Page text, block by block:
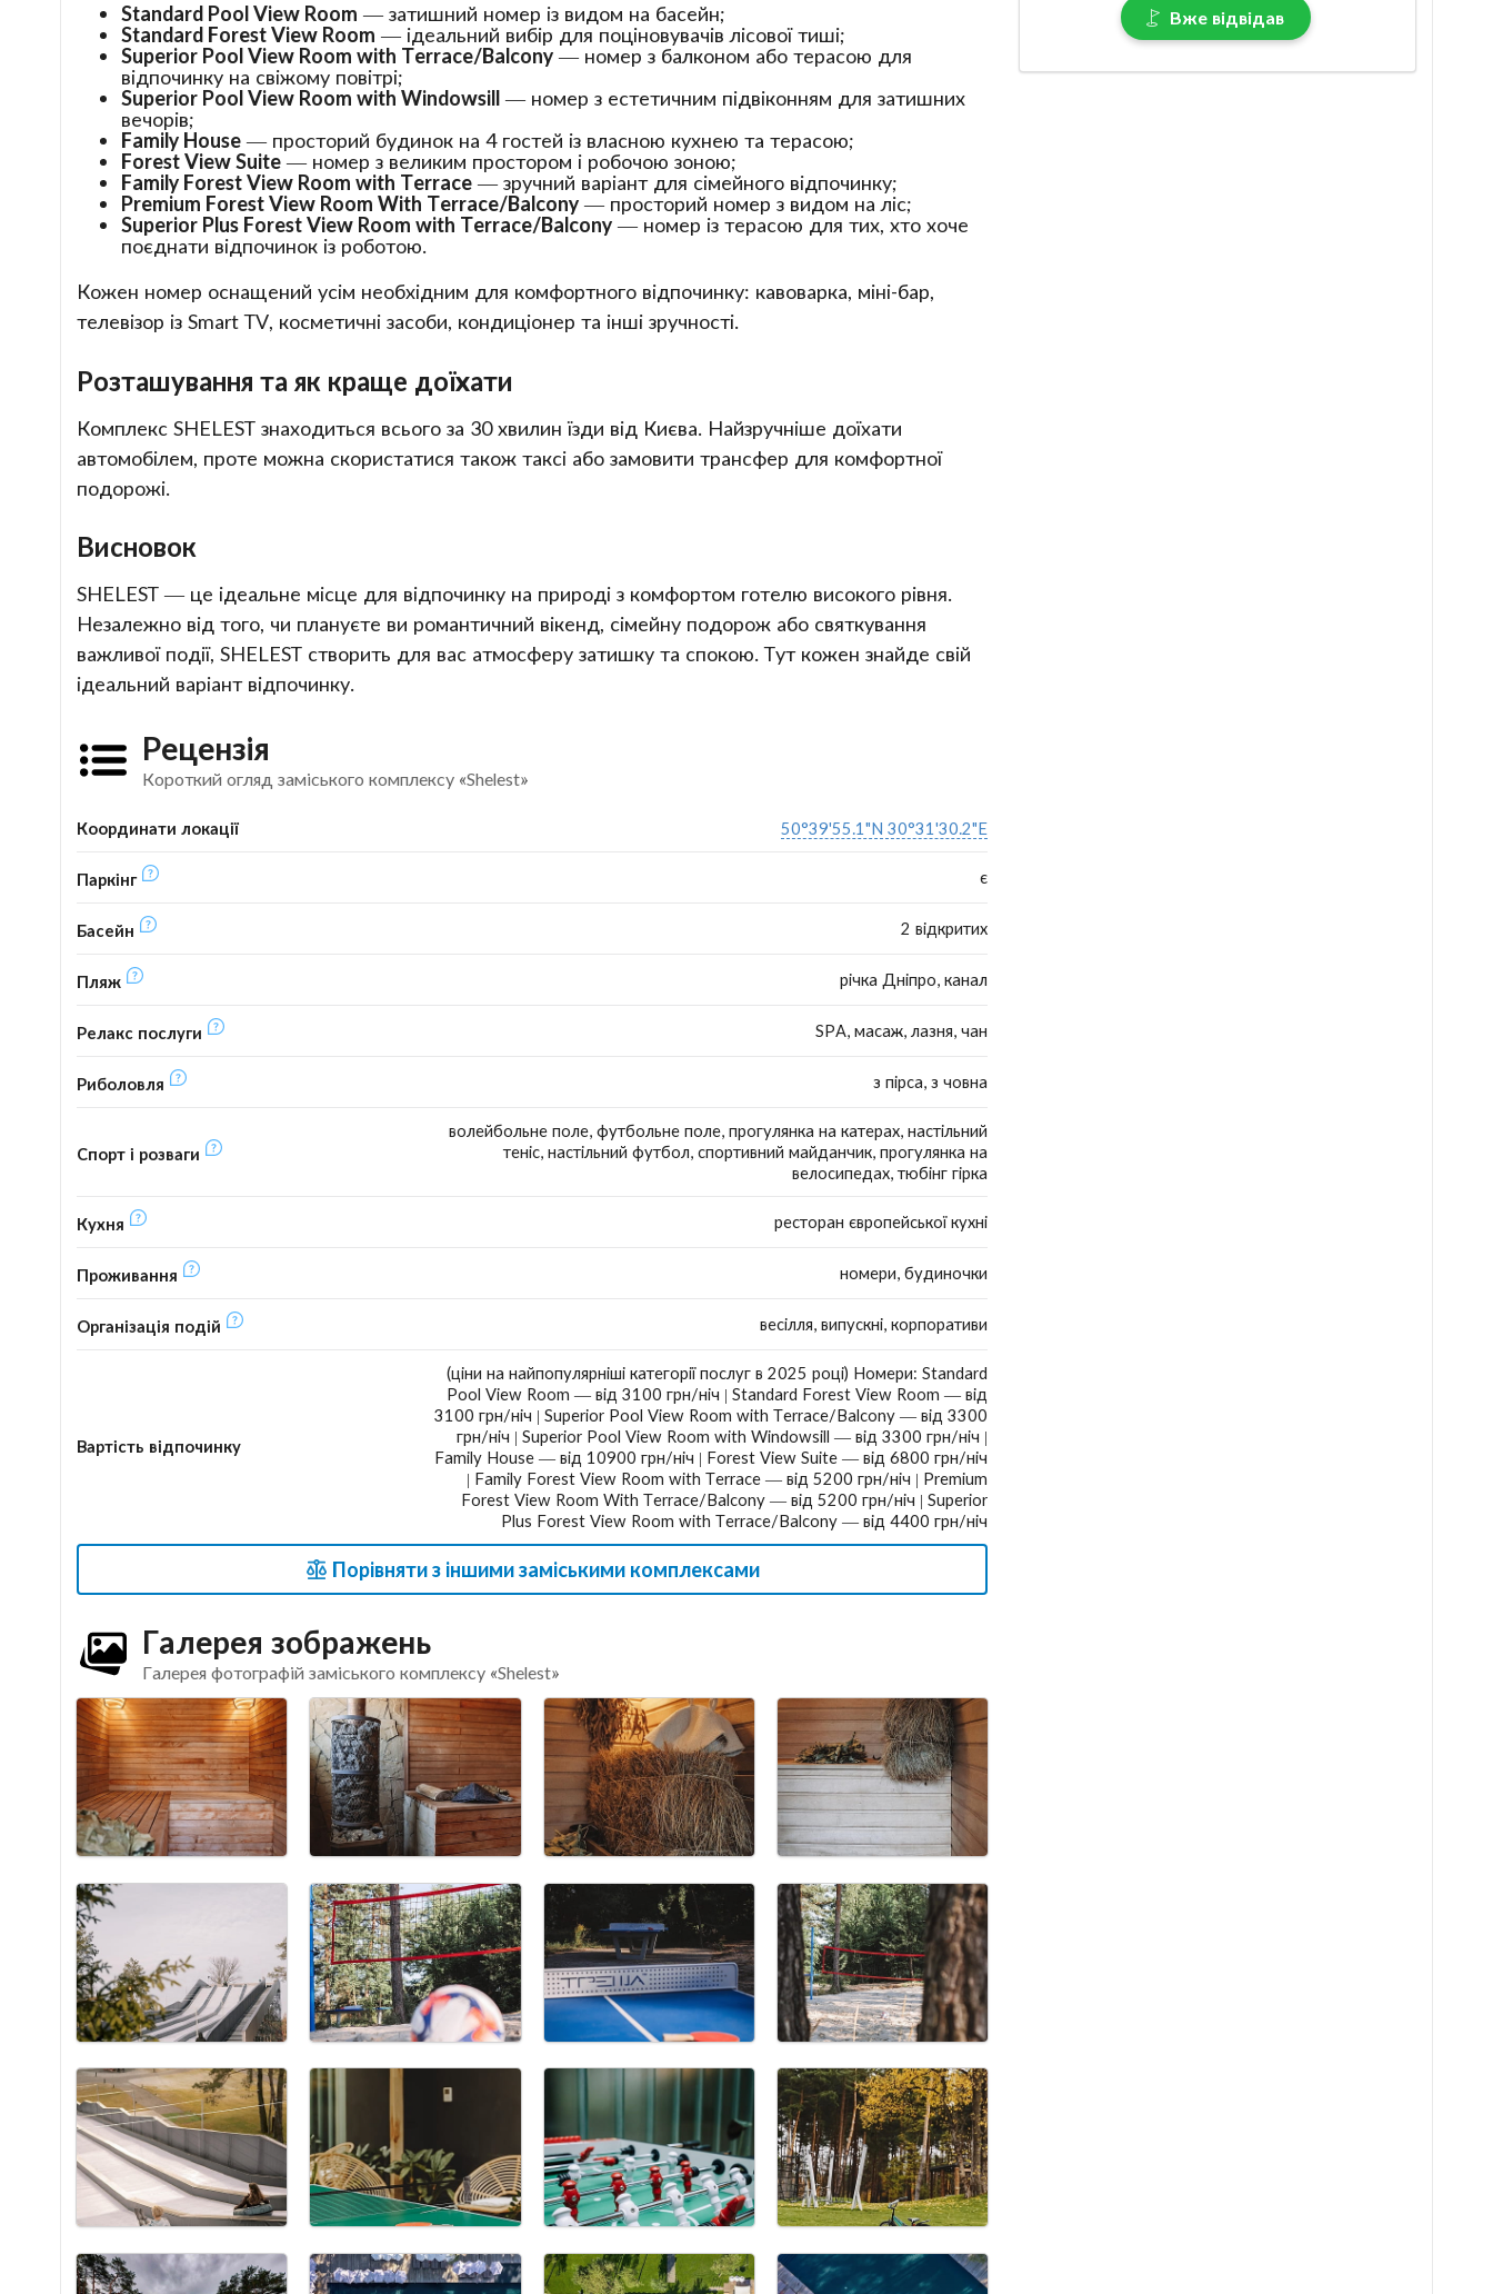
Standard Pool View Room — затишний номер із видом на басейн;
Standard Forest View Room — ідеальний вибір для поціновувачів лісової тиші;
Superior Pool View Room with Terrace/Balcony— номер з балконом або терасою для
відпочинку на свіжому повітрі;
Superior Pool View Room with Windowsill— номер з естетичним підвіконням для затишних
вечорів;
Family House— просторий будинок на 4 гостей із власною кухнею та терасою;
Forest View Suite— номер з великим простором і робочою зоною;
Family Forest View Room with Terrace— зручний варіант для сімейного відпочинку;
Premium Forest View Room With Terrace/Balcony— просторий номер з видом на ліс;
Superior Plus Forest View Room with Terrace/Balcony— номер із терасою для тих, хто хоче
поєднати відпочинок із роботою.
Кожен номер оснащений усім необхідним для комфортного відпочинку: кавоварка, міні-бар,
телевізор із Smart TV, косметичні засоби, кондиціонер та інші зручності.
Розташування та як краще доїхати
Комплекс SHELEST знаходиться всього за 30 хвилин їзди від Києва. Найзручніше доїхати
автомобілем, проте можна скористатися також таксі або замовити трансфер для комфортної
подорожі.
Висновок
SHELEST — це ідеальне місце для відпочинку на природі з комфортом готелю високого рівня.
Незалежно від того, чи плануєте ви романтичний вікенд, сімейну подорож або святкування
важливої події, SHELEST створить для вас атмосферу затишку та спокою. Тут кожен знайде свій
ідеальний варіант відпочинку.
Рецензія
Короткий огляд заміського комплексу «Shelest»
Координати локації 50°39'55.1"N 30°31'30.2"E
Паркінг є
Басейн 2 відкритих
Пляж річка Дніпро, канал
Релакс послуги SPA, масаж, лазня, чан
Риболовля з пірса, з човна
Спорт і розваги
волейбольне поле, футбольне поле, прогулянка на катерах, настільний
теніс, настільний футбол, спортивний майданчик, прогулянка на
велосипедах, тюбінг гірка
Кухня ресторан європейської кухні
Проживання номери, будиночки
Організація подій весілля, випускні, корпоративи
Вартість відпочинку
(ціни на найпопулярніші категорії послуг в 2025 році) Номери: Standard
Pool View Room — від 3100 грн/ніч | Standard Forest View Room — від
3100 грн/ніч | Superior Pool View Room with Terrace/Balcony — від 3300
грн/ніч | Superior Pool View Room with Windowsill — від 3300 грн/ніч |
Family House — від 10900 грн/ніч | Forest View Suite — від 6800 грн/ніч
| Family Forest View Room with Terrace — від 5200 грн/ніч | Premium
Forest View Room With Terrace/Balcony — від 5200 грн/ніч | Superior
Plus Forest View Room with Terrace/Balcony — від 4400 грн/ніч
Порівняти з іншими заміськими комплексами
Галерея зображень
Галерея фотографій заміського комплексу «Shelest»
Вже відвідав